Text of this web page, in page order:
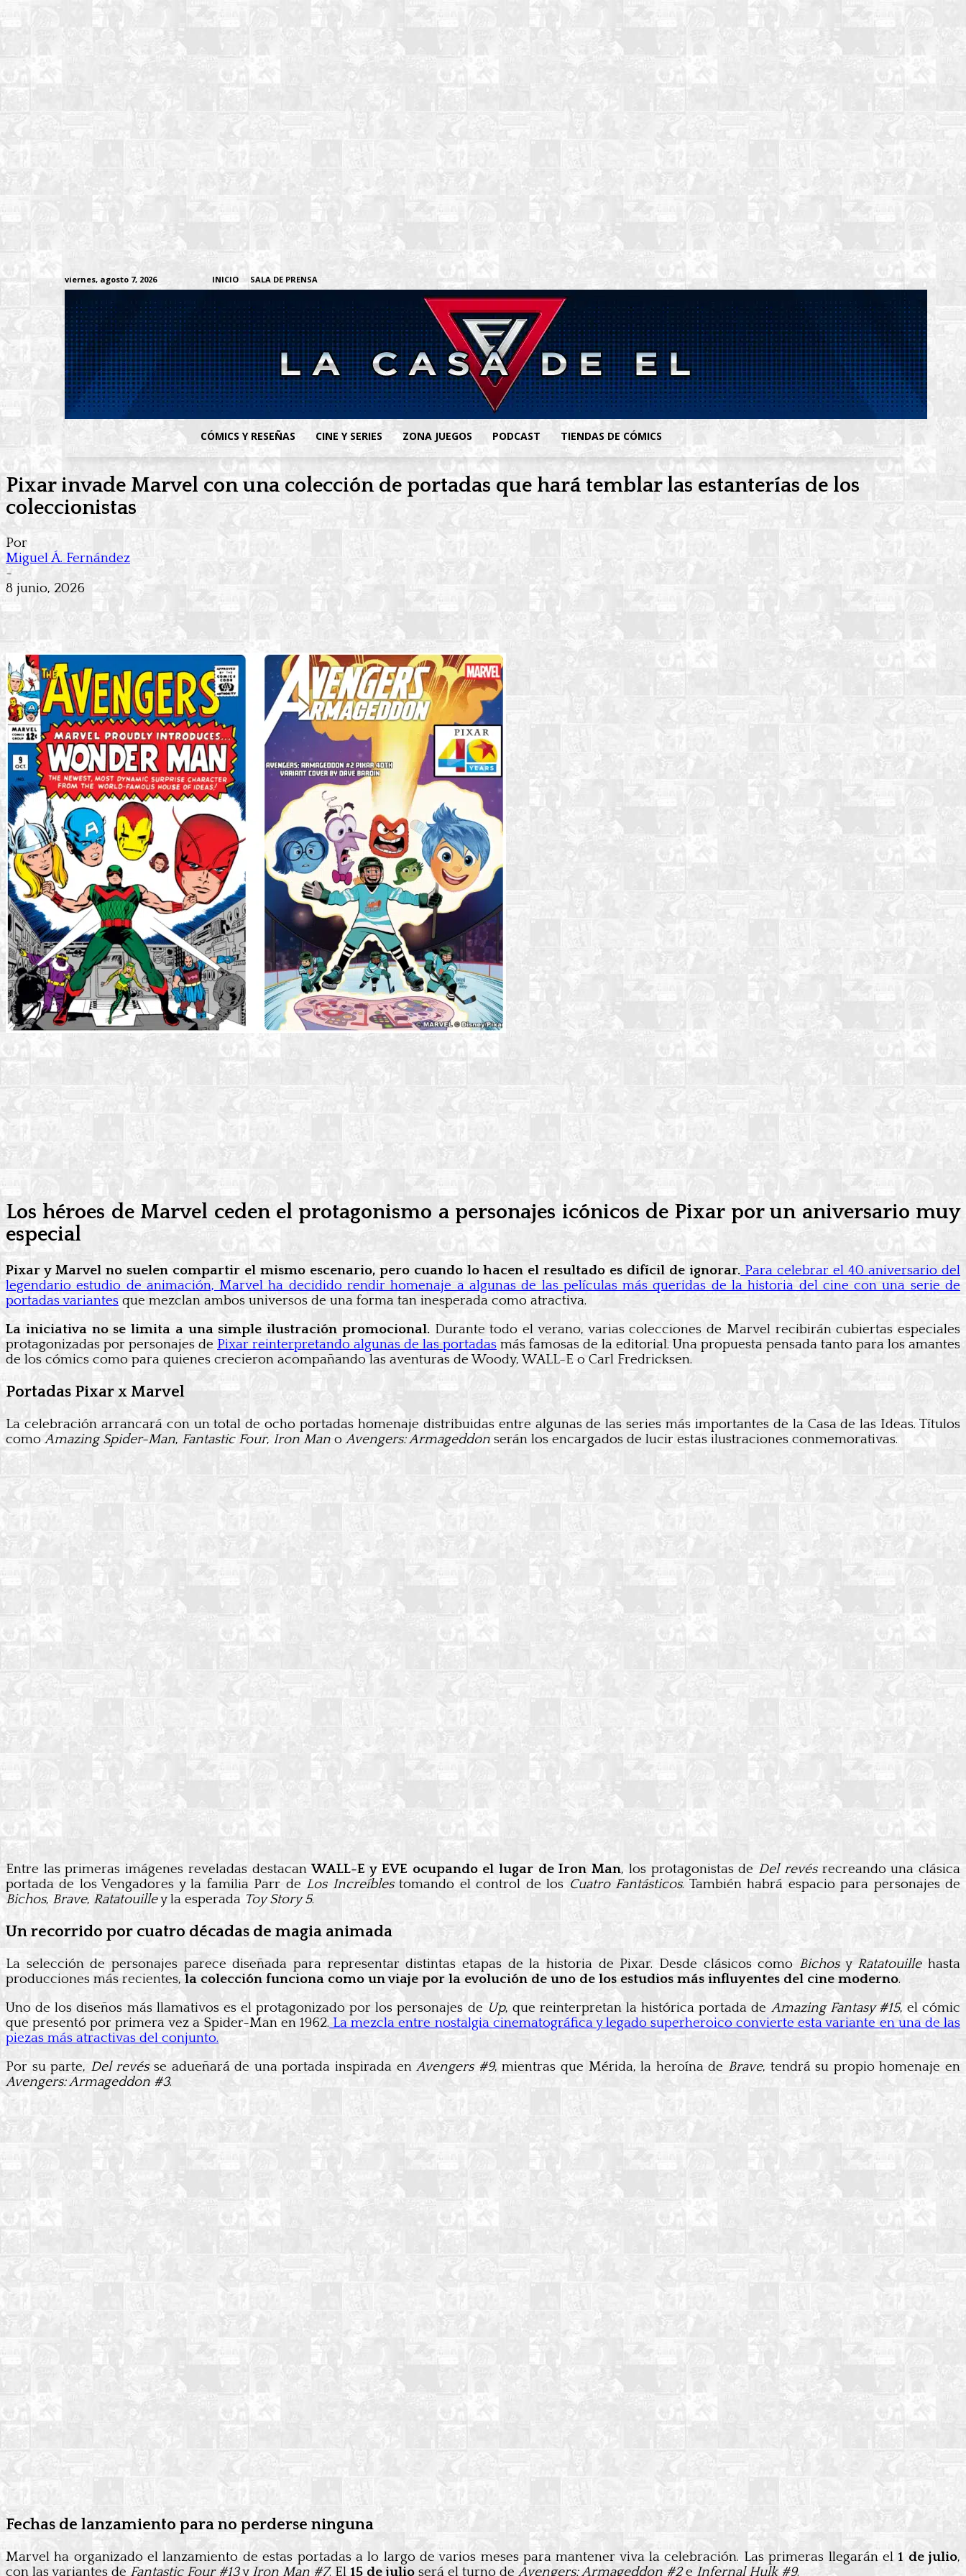
viernes, agosto 7, 2026 INICIO SALA DE PRENSA
CÓMICS Y RESEÑAS CINE Y SERIES ZONA JUEGOS PODCAST TIENDAS DE CÓMICS
Pixar invade Marvel con una colección de portadas que hará temblar las estanterías de los
coleccionistas
Por
Miguel Á. Fernández
-
8 junio, 2026
Los héroes de Marvel ceden el protagonismo a personajes icónicos de Pixar por un aniversario muy
especial
Pixar y Marvel no suelen compartir el mismo escenario, pero cuando lo hacen el resultado es difícil de ignorar. Para celebrar el 40 aniversario del
legendario estudio de animación, Marvel ha decidido rendir homenaje a algunas de las películas más queridas de la historia del cine con una serie de
portadas variantes que mezclan ambos universos de una forma tan inesperada como atractiva.
La iniciativa no se limita a una simple ilustración promocional.Durante todo el verano, varias colecciones de Marvel recibirán cubiertas especiales
protagonizadas por personajes de Pixar reinterpretando algunas de las portadas más famosas de la editorial. Una propuesta pensada tanto para los amantes
de los cómics como para quienes crecieron acompañando las aventuras de Woody, WALL-E o Carl Fredricksen.
Portadas Pixar x Marvel
La celebración arrancará con un total de ocho portadas homenaje distribuidas entre algunas de las series más importantes de la Casa de las Ideas. Títulos
comoAmazing Spider-Man, Fantastic Four, Iron Man oAvengers: Armageddon serán los encargados de lucir estas ilustraciones conmemorativas.
Entre las primeras imágenes reveladas destacanWALL-E y EVE ocupando el lugar de Iron Man, los protagonistas de Del revésrecreando una clásica
portada de los Vengadores y la familia Parr de Los Increíblestomando el control de los Cuatro Fantásticos. También habrá espacio para personajes de
Bichos, Brave, Ratatouilley la esperada Toy Story 5.
Un recorrido por cuatro décadas de magia animada
La selección de personajes parece diseñada para representar distintas etapas de la historia de Pixar. Desde clásicos como BichosyRatatouillehasta
producciones más recientes, la colección funciona como un viaje por la evolución de uno de los estudios más influyentes del cine moderno.
Uno de los diseños más llamativos es el protagonizado por los personajes de Up, que reinterpretan la histórica portada deAmazing Fantasy #15, el cómic
que presentó por primera vez a Spider-Man en 1962. La mezcla entre nostalgia cinematográfica y legado superheroico convierte esta variante en una de las
piezas más atractivas del conjunto.
Por su parte, Del revésse adueñará de una portada inspirada enAvengers #9, mientras que Mérida, la heroína de Brave, tendrá su propio homenaje en
Avengers: Armageddon #3.
Fechas de lanzamiento para no perderse ninguna
Marvel ha organizado el lanzamiento de estas portadas a lo largo de varios meses para mantener viva la celebración. Las primeras llegarán el1 de julio,
con las variantes de Fantastic Four #13y Iron Man #7. El 15 de julio será el turno deAvengers: Armageddon #2e Infernal Hulk #9.